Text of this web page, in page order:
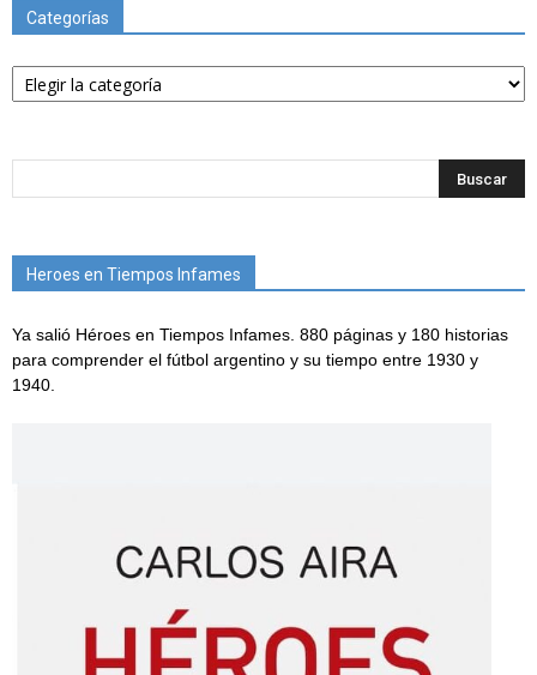
Categorías
Categorías
Heroes en Tiempos Infames
Ya salió Héroes en Tiempos Infames. 880 páginas y 180 historias
para comprender el fútbol argentino y su tiempo entre 1930 y
1940.